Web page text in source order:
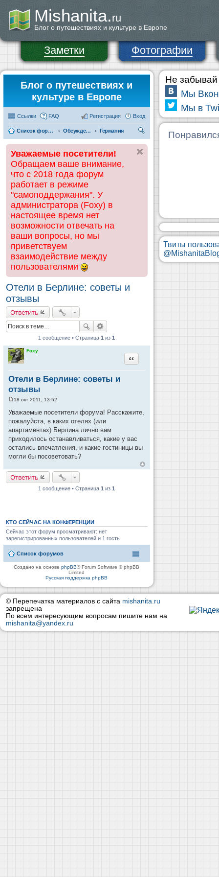
Mishanita.ru
Блог о путешествиях и культуре в Европе
Заметки Фотографии
Блог о путешествиях и
культуре в Европе
Ссылки FAQ Вход
Регистрация
Список форумов Обсуждения и информация по странам Германия
ск
Уважаемые посетители!
Обращаем ваше внимание,
что с 2018 года форум
работает в режиме
"самоподдержания". У
администратора (Foxy) в
настоящее время нет
возможности отвечать на
ваши вопросы, но мы
приветствуем
взаимодействие между
пользователями
Отели в Берлине: советы и
отзывы
Ответить
1 сообщение • Страница1 из1
Foxy
Отели в Берлине: советы и
отзывы
Цитата
о
б
е
н
е
18 окт 2011, 13:52
Уважаемые посетители форума! Расскажите,
пожалуйста, в каких отелях (или
апартаментах) Берлина лично вам
приходилось останавливаться, какие у вас
остались впечатления, и какие гостиницы вы
могли бы посоветовать?
Ответить
1 сообщение • Страница1 из1
КТО СЕЙЧАС НА КОНФЕРЕНЦИИ
Сейчас этот форум просматривают: нет
зарегистрированных пользователей и 1 гость
Список форумов
Создано на основеphpBB® Forum Software © phpBB
Limited
Русская поддержка phpBB
Не забывай
Мы
Мы в
Твиты
© Перепечатка материалов с сайта mishanita.ru
запрещена
По всем интересующим вопросам пишите нам на
mishanita@yandex.ru